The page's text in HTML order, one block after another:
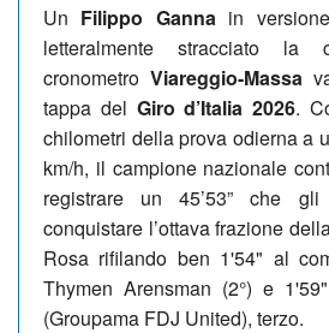
Un Filippo Gannain
letteralmente stracciato la
cronometro Viareggio-Massa
tappa del Giro d’Italia 2026.
chilometri della prova odierna a
km/h, il campione nazionale
registrare un 45’53” che
conquistare l’ottava frazione
Rosa rifilando ben 1'54" al
Thymen Arensman (2°) e
(Groupama FDJ United), terzo.